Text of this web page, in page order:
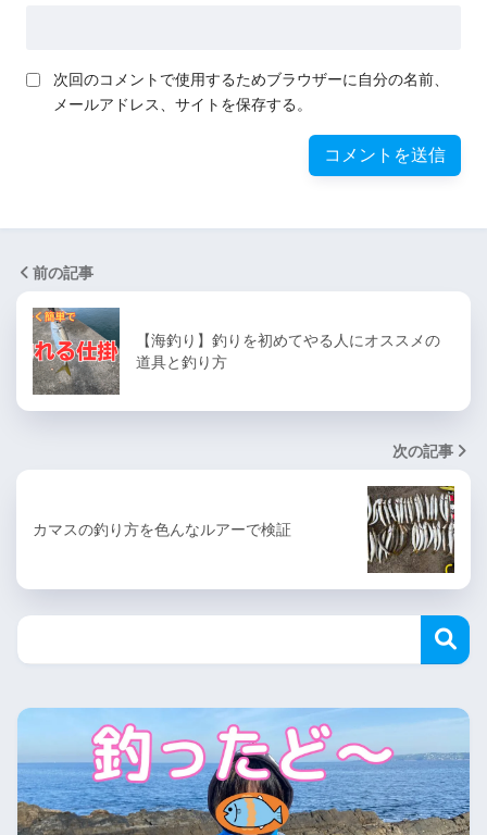
次回のコメントで使用するためブラウザーに自分の名前、
メールアドレス、サイトを保存する。
前の記事
【海釣り】釣りを初めてやる人にオススメの
道具と釣り方
次の記事
カマスの釣り方を色んなルアーで検証